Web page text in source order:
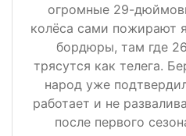
огромные 29-
колёса сами пожирают
бордюры, там где
трясутся как телега.
народ уже
работает и не
после первого